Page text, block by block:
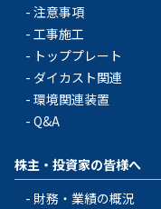
注意事項
工事施工
トッププレート
ダイカスト関連
環境関連装置
Q&A
株主・投資家の皆様へ
財務・業績の概況